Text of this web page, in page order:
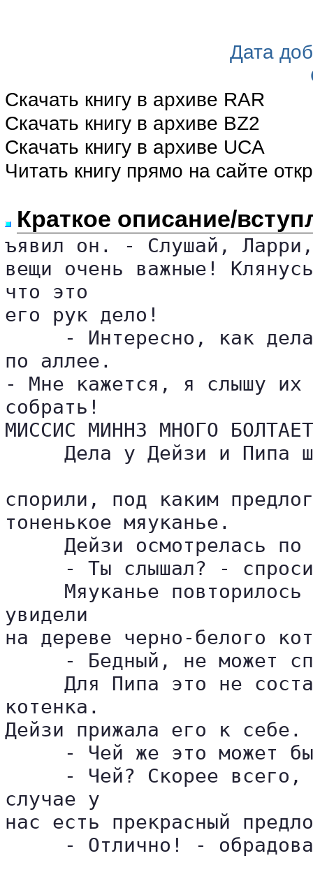
Дата
Скачать книгу в архиве RAR
Скачать книгу в архиве BZ2
Скачать книгу в архиве UCA
Читать книгу прямо на сайте
Краткое описание/
ъявил он. - Слушай,
вещи очень важные!
что это
его рук дело!
- Интересно, как
по аллее.
- Мне кажется, я слышу
собрать!
МИССИС МИННЗ МНОГО
Дела у Дейзи и Пипа
спорили, под каким
тоненькое мяуканье.
Дейзи осмотрелась по
- Ты слышал? -
Мяуканье
увидели
на дереве черно-белого
- Бедный, не может
Для Пипа это не
котенка.
Дейзи прижала его к себе.
- Чей же это может
- Чей? Скорее
случае у
нас есть прекрасный
- Отлично! -